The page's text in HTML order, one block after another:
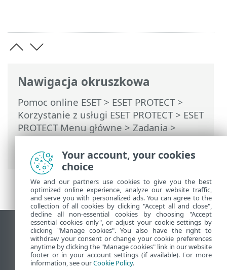
Nawigacja okruszkowa
Pomoc online ESET> ESET PROTECT>
Korzystanie z usługi ESET PROTECT> ESET
PROTECT Menu główne>Zadania>
Zadania klienta> Sprawdź dostępność
aktualizacji aplikacji
Wyświetl witrynę internetową dla
komputerów
End of Life
Your account, your cookies
choice
We and our partners use cookies to give you the best
optimized online experience, analyze our website traffic,
and serve you with personalized ads. You can agree to the
collection of all cookies by clicking "Accept all and close",
decline all non-essential cookies by choosing "Accept
essential cookies only", or adjust your cookie settings by
clicking "Manage cookies". You also have the right to
withdraw your consent or change your cookie preferences
anytime by clicking the "Manage cookies" link in our website
footer or in your account settings (if available). For more
information, see ourCookie Policy.